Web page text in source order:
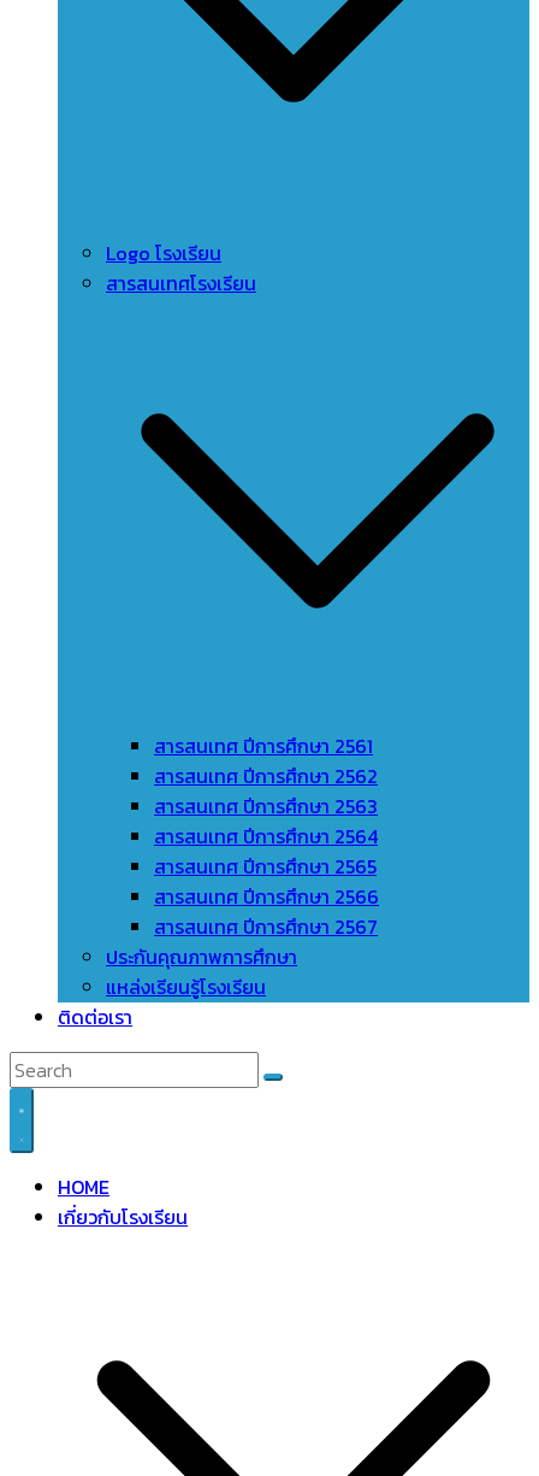
Logo โรงเรียน
สารสนเทศโรงเรียน
สารสนเทศ ปีการศึกษา 2561
สารสนเทศ ปีการศึกษา 2562
สารสนเทศ ปีการศึกษา 2563
สารสนเทศ ปีการศึกษา 2564
สารสนเทศ ปีการศึกษา 2565
สารสนเทศ ปีการศึกษา 2566
สารสนเทศ ปีการศึกษา 2567
ประกันคุณภาพการศึกษา
แหล่งเรียนรู้โรงเรียน
ติดต่อเรา
HOME
เกี่ยวกับโรงเรียน